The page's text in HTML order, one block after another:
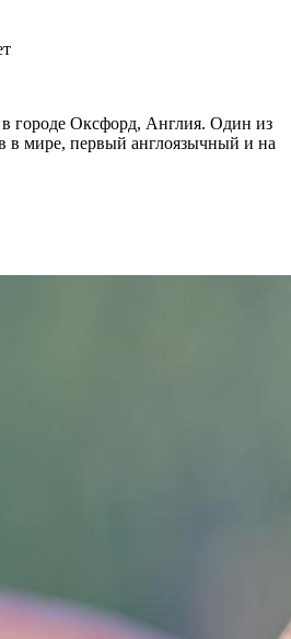
городе Оксфорд, Англия. Один из
в мире, первый англоязычный и на